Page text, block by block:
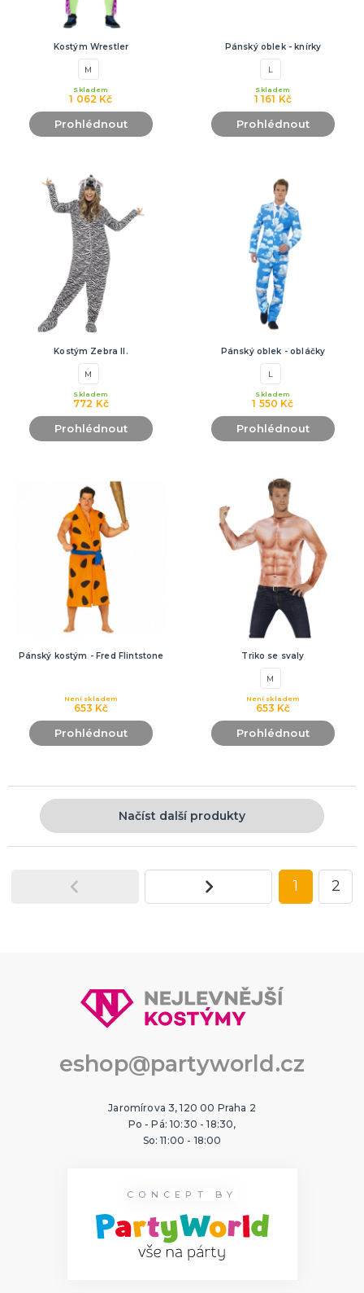
Kostým Wrestler
M
1 062 Kč
Skladem
Prohlédnout
Pánský oblek - knírky
L
1 161 Kč
Skladem
Prohlédnout
Kostým Zebra II.
M
772 Kč
Skladem
Prohlédnout
Pánský oblek - obláčky
L
1 550 Kč
Skladem
Prohlédnout
Pánský kostým - Fred Flintstone
653 Kč
Není skladem
Prohlédnout
Triko se svaly
M
653 Kč
Není skladem
Prohlédnout
Načíst další produkty
1 2
eshop@partyworld.cz
Jaromírova 3, 120 00 Praha 2
Po - Pá: 10:30 - 18:30,
So: 11:00 - 18:00
CONCEPT BY